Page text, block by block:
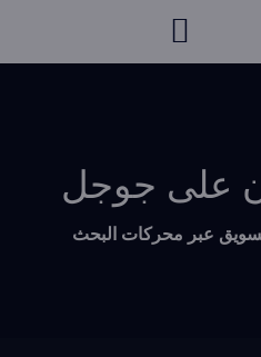
على جوجل
عبر محركات البحث